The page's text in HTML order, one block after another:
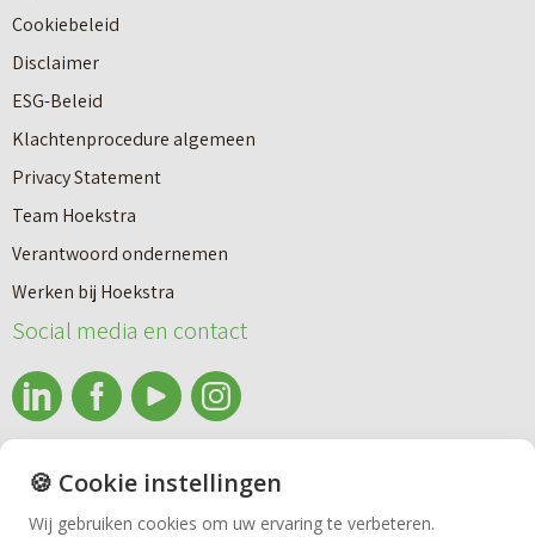
Nieuwbouw
Huren
Bedrijfsmakelaardij
Cookiebeleid
Disclaimer
ESG-Beleid
Klachtenprocedure algemeen
Privacy Statement
Team Hoekstra
Verantwoord ondernemen
Werken bij Hoekstra
Social media en contact
info@makelaardijhoekstra.nl
Alle contactgegevens
🍪 Cookie instellingen
Wij gebruiken cookies om uw ervaring te verbeteren.